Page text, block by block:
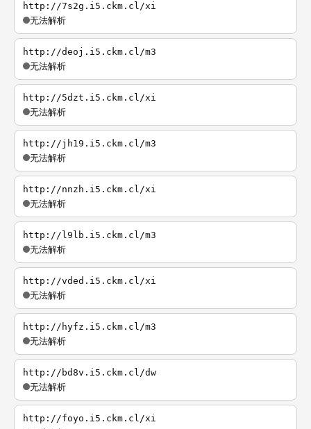
http://7s2g.i5.ckm.cl/xi
无法解析
http://deoj.i5.ckm.cl/m3
无法解析
http://5dzt.i5.ckm.cl/xi
无法解析
http://jh19.i5.ckm.cl/m3
无法解析
http://nnzh.i5.ckm.cl/xi
无法解析
http://l9lb.i5.ckm.cl/m3
无法解析
http://vded.i5.ckm.cl/xi
无法解析
http://hyfz.i5.ckm.cl/m3
无法解析
http://bd8v.i5.ckm.cl/dw
无法解析
http://foyo.i5.ckm.cl/xi